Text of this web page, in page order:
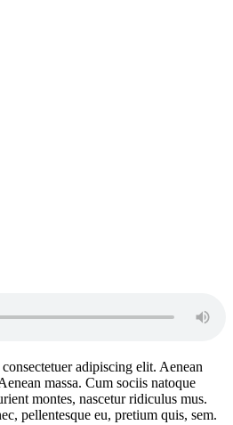
adipiscing elit. Aenean
massa. Cum sociis natoque
montes, nascetur ridiculus mus.
pellentesque eu, pretium quis, sem.